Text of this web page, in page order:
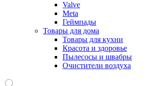
Valve
Meta
Геймпады
Товары для дома
Товары для кухни
Красота и здоровье
Пылесосы и швабры
Очистители воздуха